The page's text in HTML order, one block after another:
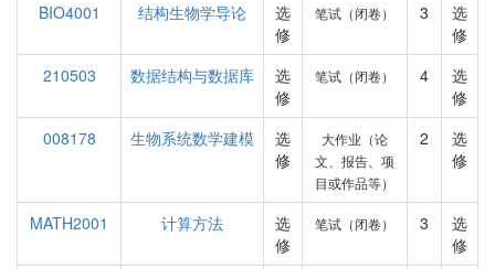
BIO4001
结构生物学导论
选
修
笔试（闭卷） 3
选
修
210503
数据结构与数据库
选
修
笔试（闭卷） 4
选
修
008178
生物系统数学建模
选
修
大作业（论
文、报告、项
目或作品等）
2
选
修
MATH2001 计算方法
选
修
笔试（闭卷） 3
选
修